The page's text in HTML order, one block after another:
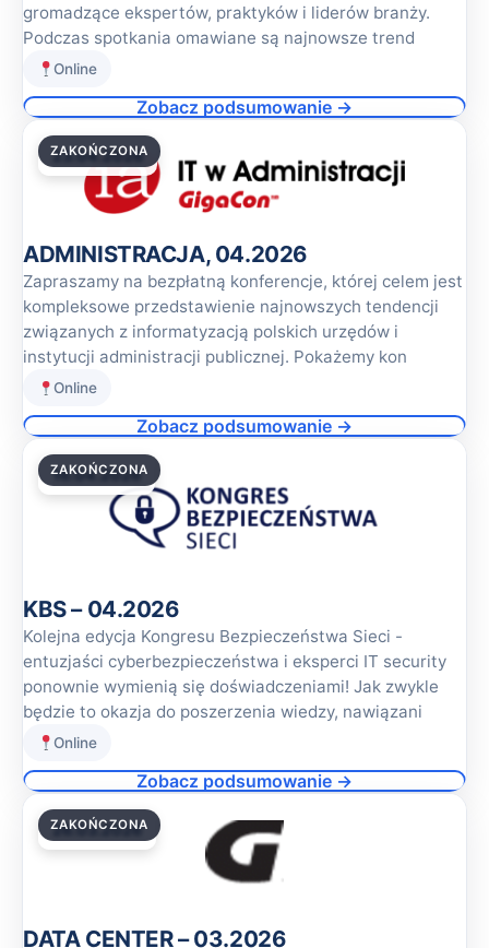
gromadzące ekspertów, praktyków i liderów branży.
Podczas spotkania omawiane są najnowsze trend
Online
Zobacz podsumowanie →
23.04.2026
ZAKOŃCZONA
ADMINISTRACJA, 04.2026
Zapraszamy na bezpłatną konferencje, której celem jest
kompleksowe przedstawienie najnowszych tendencji
związanych z informatyzacją polskich urzędów i
instytucji administracji publicznej. Pokażemy kon
Online
Zobacz podsumowanie →
16.04.2026
ZAKOŃCZONA
KBS – 04.2026
Kolejna edycja Kongresu Bezpieczeństwa Sieci -
entuzjaści cyberbezpieczeństwa i eksperci IT security
ponownie wymienią się doświadczeniami! Jak zwykle
będzie to okazja do poszerzenia wiedzy, nawiązani
Online
Zobacz podsumowanie →
26.03.2026
ZAKOŃCZONA
DATA CENTER – 03.2026